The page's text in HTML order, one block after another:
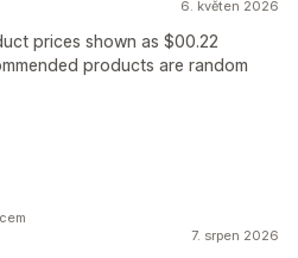
6. květen 2026
prices shown as $00.22
products are random
7. srpen 2026